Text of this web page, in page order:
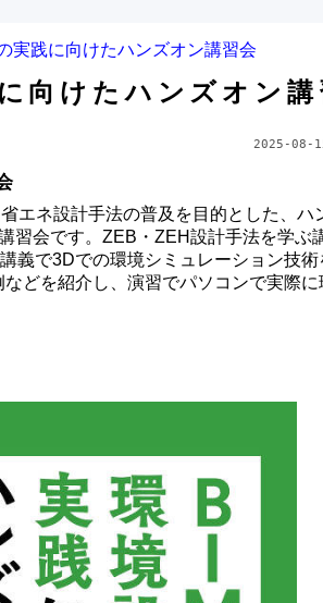
実践に向けたハンズオン講習会
向けたハンズオン講
2025-08-
エネ設計手法の普及を目的とした、ハ
習会です。ZEB・ZEH設計手法を学ぶ
義で3Dでの環境シミュレーション技術
どを紹介し、演習でパソコンで実際